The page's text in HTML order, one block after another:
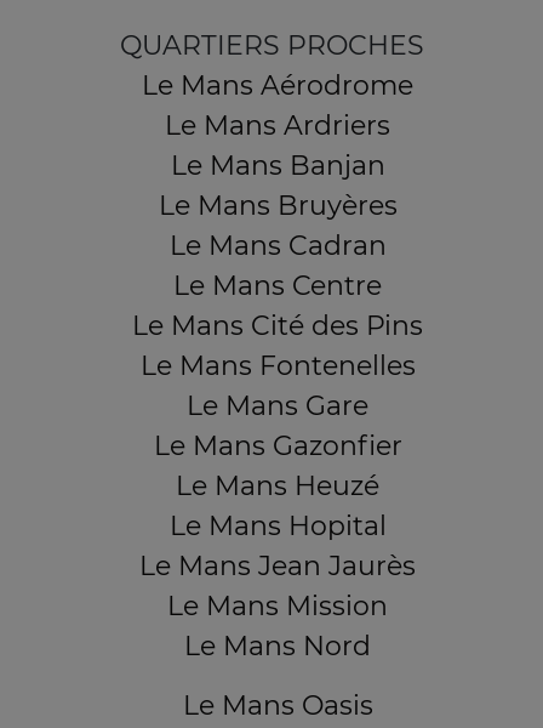
QUARTIERS PROCHES
Le Mans Aérodrome
Le Mans Ardriers
Le Mans Banjan
Le Mans Bruyères
Le Mans Cadran
Le Mans Centre
Le Mans Cité des Pins
Le Mans Fontenelles
Le Mans Gare
Le Mans Gazonfier
Le Mans Heuzé
Le Mans Hopital
Le Mans Jean Jaurès
Le Mans Mission
Le Mans Nord
Le Mans Oasis